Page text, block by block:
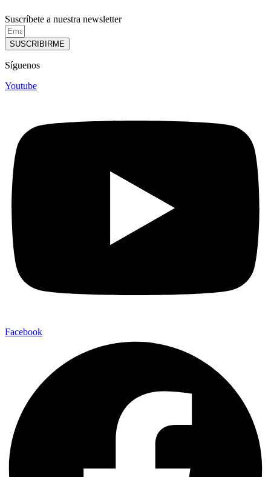
Suscríbete a nuestra newsletter
SUSCRIBIRME
Síguenos
Youtube
Facebook